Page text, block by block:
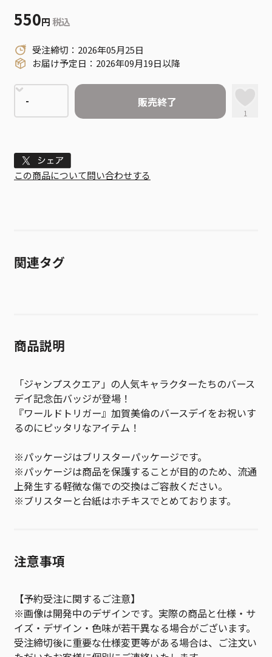
550円 税込
受注締切：2026年05月25日
お届け予定日：2026年09月19日以降
販売終了
1
Tweet
この商品について問い合わせする
関連タグ
商品説明
「ジャンプスクエア」の人気キャラクターたちのバース
デイ記念缶バッジが登場！
『ワールドトリガー』加賀美倫のバースデイをお祝いす
るのにピッタリなアイテム！
※パッケージはブリスターパッケージです。
※パッケージは商品を保護することが目的のため、流通
上発生する軽微な傷での交換はご容赦ください。
※ブリスターと台紙はホチキスでとめております。
注意事項
【予約受注に関するご注意】
※画像は開発中のデザインです。実際の商品と仕様・サ
イズ・デザイン・色味が若干異なる場合がございます。
受注締切後に重要な仕様変更等がある場合は、ご注文い